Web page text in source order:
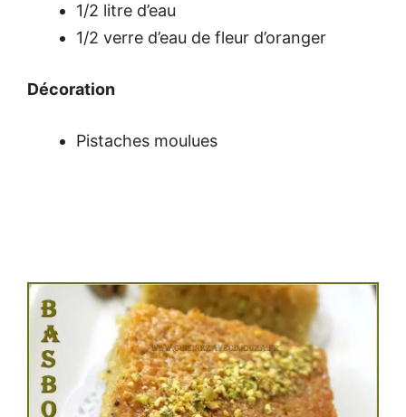
1/2 litre d’eau
1/2 verre d’eau de fleur d’oranger
Décoration
Pistaches moulues